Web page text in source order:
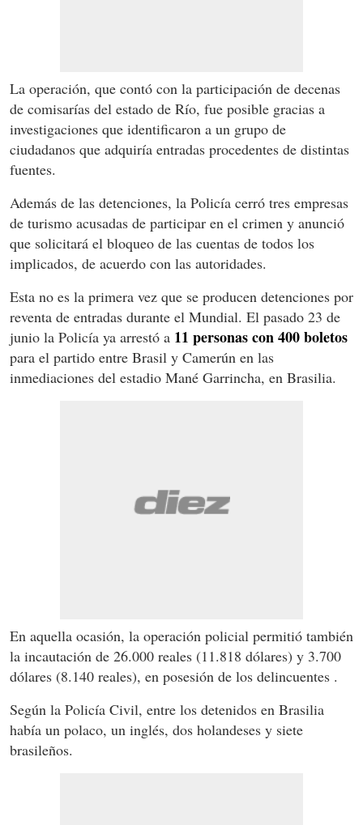
La operación, que contó con la participación de decenas
de comisarías del estado de Río, fue posible gracias a
investigaciones que identificaron a un grupo de
ciudadanos que adquiría entradas procedentes de distintas
fuentes.
Además de las detenciones, la Policía cerró tres empresas
de turismo acusadas de participar en el crimen y anunció
que solicitará el bloqueo de las cuentas de todos los
implicados, de acuerdo con las autoridades.
Esta no es la primera vez que se producen detenciones por
reventa de entradas durante el Mundial. El pasado 23 de
junio la Policía ya arrestó a 11 personas con 400 boletos
para el partido entre Brasil y Camerún en las
inmediaciones del estadio Mané Garrincha, en Brasilia.
En aquella ocasión, la operación policial permitió también
la incautación de 26.000 reales (11.818 dólares) y 3.700
dólares (8.140 reales), en posesión de los delincuentes .
Según la Policía Civil, entre los detenidos en Brasilia
había un polaco, un inglés, dos holandeses y siete
brasileños.